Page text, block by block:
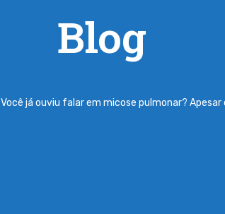
Blog
Você já ouviu falar em micose pulmonar?